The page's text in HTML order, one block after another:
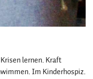
lernen. Kraft
Im Kinderhospiz.